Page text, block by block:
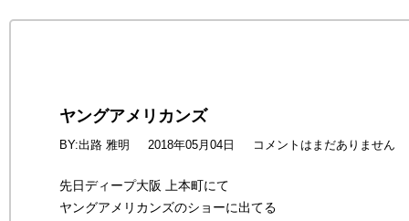
ヤングアメリカンズ
BY:出路 雅明 2018年05月04日 コメントはまだありません
先日ディープ大阪 上本町にて
ヤングアメリカンズのショーに出てる